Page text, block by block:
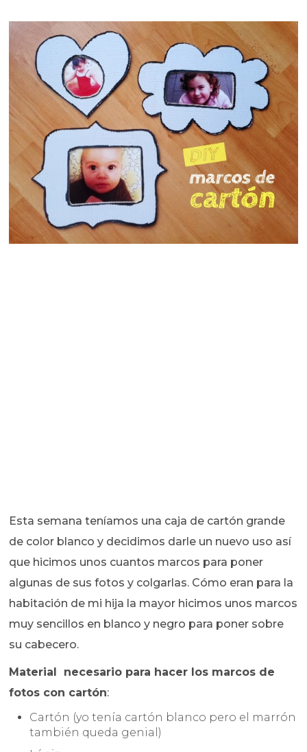
Esta semana teníamos una caja de cartón grande
de color blanco y decidimos darle un nuevo uso así
que hicimos unos cuantos marcos para poner
algunas de sus fotos y colgarlas. Cómo eran para la
habitación de mi hija la mayor hicimos unos marcos
muy sencillos en blanco y negro para poner sobre
su cabecero.
Material necesario para hacer los marcos de
fotos con cartón:
Cartón (yo tenía cartón blanco pero el marrón
también queda genial)